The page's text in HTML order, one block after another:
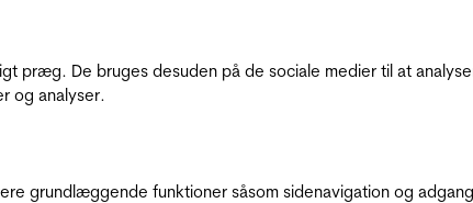
præg. De bruges desuden på de sociale medier til at
og analyser.
grundlæggende funktioner såsom sidenavigation og